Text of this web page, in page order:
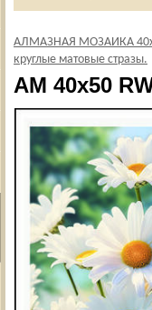
АЛМАЗНАЯ МОЗАИКА
круглые матовые стразы.
AM 40x50